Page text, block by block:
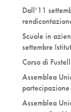
Dall’11
Scuole in
settembre
Corso di
Assemblea
Assemblea